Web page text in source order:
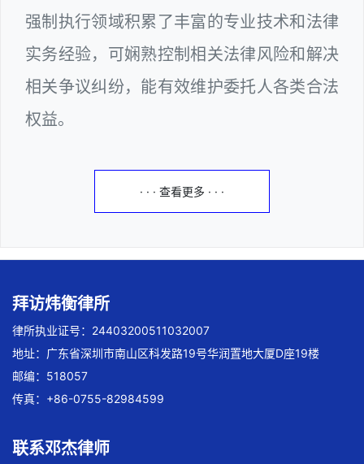
强制执行领域积累了丰富的专业技术和法律
实务经验，可娴熟控制相关法律风险和解决
相关争议纠纷，能有效维护委托人各类合法
权益。
· · · 查看更多 · · ·
拜访炜衡律所
律所执业证号：24403200511032007
地址：广东省深圳市南山区科发路19号华润置地大厦D座19楼
邮编：518057
传真：+86-0755-82984599
联系邓杰律师